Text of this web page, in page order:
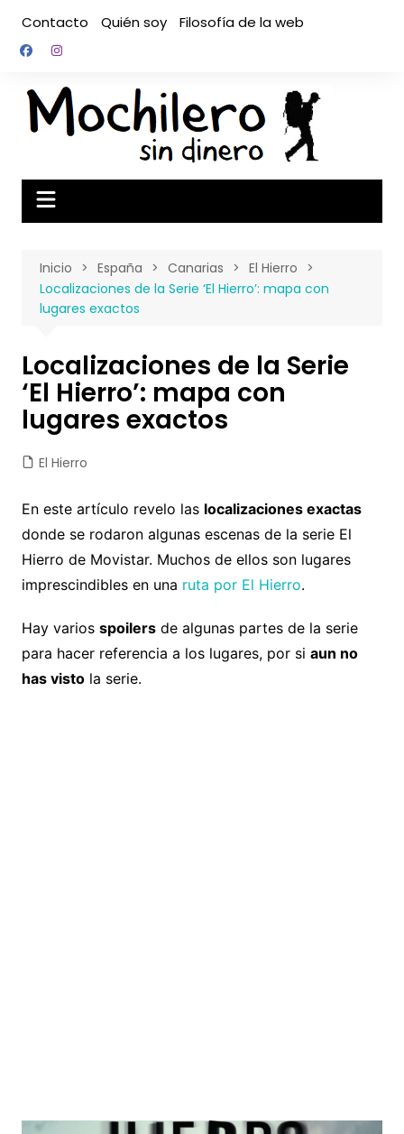
contenido
Contacto Quién soy Filosofía de la web
Inicio España Canarias
El Hierro
Localizaciones de la Serie ‘El Hierro’: mapa con
lugares exactos
Localizaciones de la Serie
‘El Hierro’: mapa con
lugares exactos
El Hierro
En este artículo revelo las localizaciones exactas
donde se rodaron algunas escenas de la serie El
Hierro de Movistar. Muchos de ellos son lugares
imprescindibles en una ruta por El Hierro.
Hay varios spoilersde algunas partes de la serie
para hacer referencia a los lugares, por si aun no
has vistola serie.